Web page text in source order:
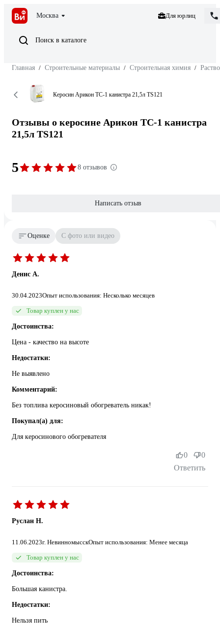
Москва Для юрлиц
Поиск в каталоге
Главная / Строительные материалы / Строительная химия /
Керосин Арикон ТС-1 канистра 21,5л TS121
Отзывы о керосине Арикон ТС-1 канистра
21,5л TS121
5 8 отзывов
Написать отзыв
Оценке С фото или видео
Денис А.
30.04.2023Опыт использования: Несколько месяцев
Товар куплен у нас
Достоинства:
Цена - качество на высоте
Недостатки:
Не выявлено
Комментарий:
Без топлива керосиновый обогреватель никак!
Покупал(а) для:
Для керосинового обогревателя
Ответить
0 0
Руслан Н.
11.06.2023г. НевинномысскОпыт использования: Менее месяца
Товар куплен у нас
Достоинства:
Большая канистра.
Недостатки:
Нельзя пить